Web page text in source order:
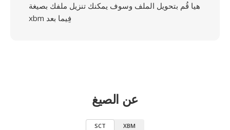
هيا قُم بتحويل الملف وسوف يمكنك تنزيل ملفك بصيغة
xbm فِيما بعد
عن الصيغ
SCT XBM